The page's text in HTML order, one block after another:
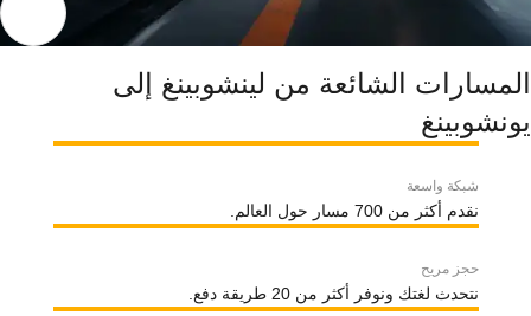
المسارات الشائعة من لينشوبينغ إلى
يونشوبينغ
شبكة واسعة
نقدم أكثر من 700 مسار حول العالم.
حجز مريح
نتحدث لغتك ونوفر أكثر من 20 طريقة دفع.